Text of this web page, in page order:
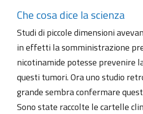
Che cosa dice la scienza
Studi di piccole dimensioni
in effetti la somministrazione
nicotinamide potesse prevenire
questi tumori. Ora uno studio
grande sembra confermare
Sono state raccolte le cartelle